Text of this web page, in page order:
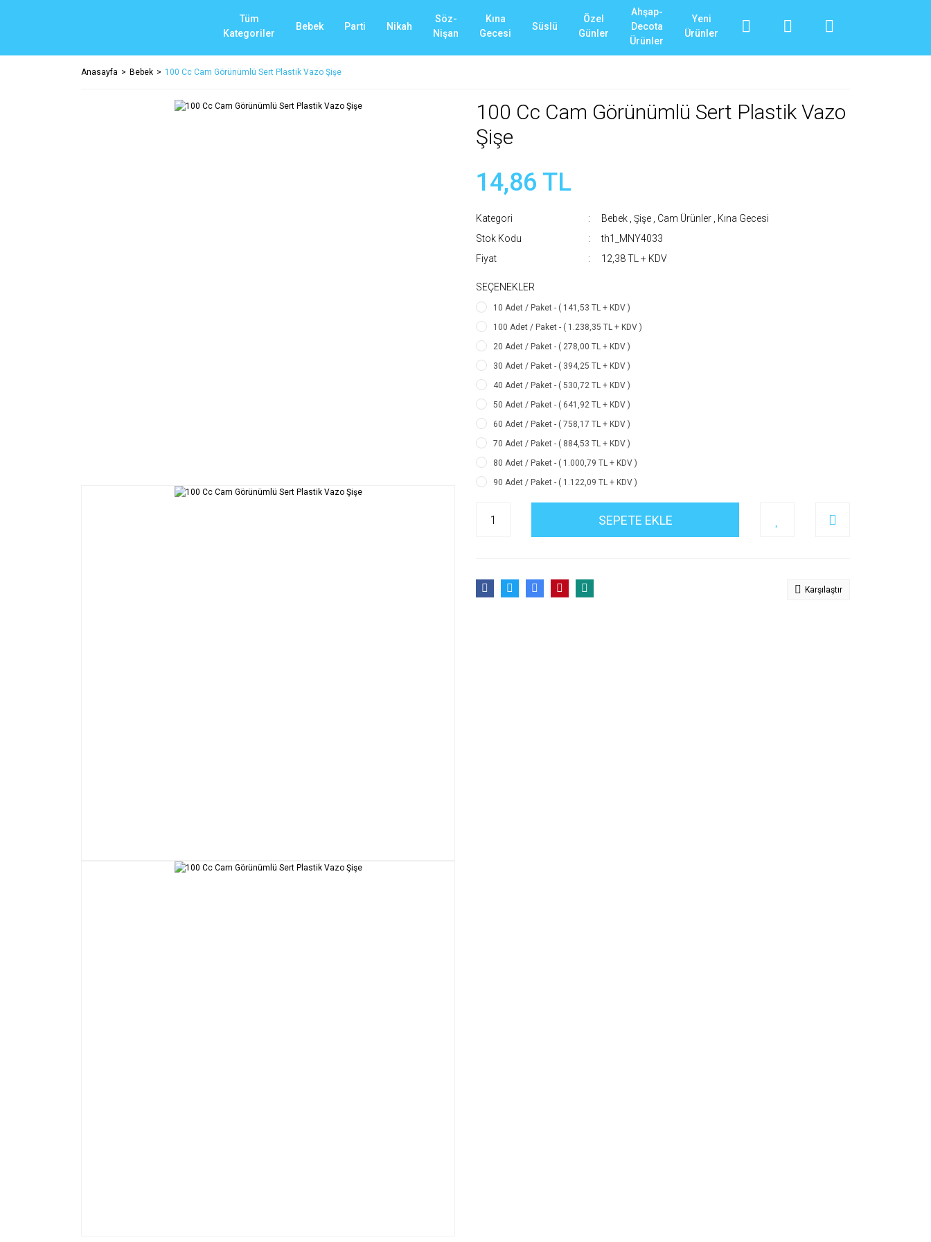
Tüm
Kategoriler
Bebek Parti Nikah
Söz-
Nişan
Kına
Gecesi
Süslü
Özel
Günler
Ahşap-
Decota
Ürünler
Yeni
Ürünler
Anasayfa Bebek 100 Cc Cam Görünümlü Sert Plastik Vazo Şişe
100 Cc Cam Görünümlü Sert Plastik Vazo
Şişe
14,86 TL
Kategori Bebek Şişe , Cam Ürünler
Kına Gecesi
Stok Kodu
th1_MNY4033
Fiyat
12,38 TL + KDV
SEÇENEKLER
10 Adet / Paket - ( 141,53 TL + KDV )
100 Adet / Paket - ( 1.238,35 TL + KDV )
20 Adet / Paket - ( 278,00 TL + KDV )
30 Adet / Paket - ( 394,25 TL + KDV )
40 Adet / Paket - ( 530,72 TL + KDV )
50 Adet / Paket - ( 641,92 TL + KDV )
60 Adet / Paket - ( 758,17 TL + KDV )
70 Adet / Paket - ( 884,53 TL + KDV )
80 Adet / Paket - ( 1.000,79 TL + KDV )
90 Adet / Paket - ( 1.122,09 TL + KDV )
SEPETE EKLE
Karşılaştır